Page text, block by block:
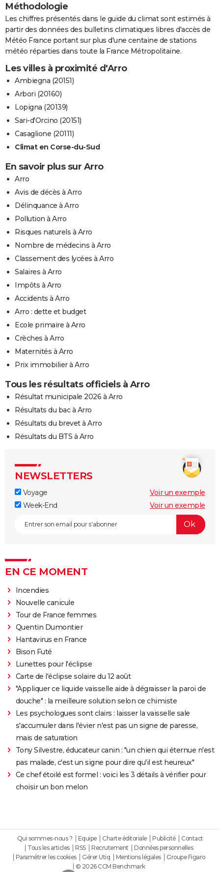
Méthodologie
Les chiffres présentés dans le guide du climat sont estimés à
partir des données des bulletins climatiques libres d'accès de
Météo France portant sur plus d'une centaine de stations
météo réparties dans toute la France Métropolitaine.
Les villes à proximité d'Arro
Ambiegna (20151)
Arbori (20160)
Lopigna (20139)
Sari-d'Orcino (20151)
Casaglione (20111)
Climat en Corse-du-Sud
En savoir plus sur Arro
Arro
Avis de décès à Arro
Délinquance à Arro
Pollution à Arro
Risques naturels à Arro
Nombre de médecins à Arro
Classement des lycées à Arro
Salaires à Arro
Impôts à Arro
Accidents à Arro
Arro : dette et budget
Ecole primaire à Arro
Crèches à Arro
Maternités à Arro
Prix immobilier à Arro
Tous les résultats officiels à Arro
Résultat municipale 2026 à Arro
Résultats du bac à Arro
Résultats du brevet à Arro
Résultats du BTS à Arro
NEWSLETTERS
Voyage
Voir un exemple
Week-End
Voir un exemple
EN CE MOMENT
Incendies
Nouvelle canicule
Tour de France femmes
Quentin Dumontier
Hantavirus en France
Bison Futé
Lunettes pour l'éclipse
Carte de l'éclipse solaire du 12 août
"Appliquer ce liquide vaisselle aide à dégraisser la paroi de
douche" : la meilleure solution selon ce chimiste
Les psychologues sont clairs : laisser la vaisselle sale
s'accumuler dans l'évier n'est pas un signe de paresse,
mais de saturation
Tony Silvestre, éducateur canin : "un chien qui éternue n'est
pas malade, c'est un signe pour dire qu'il est heureux"
Ce chef étoilé est formel : voici les 3 détails à vérifier pour
choisir un bon melon
Qui sommes-nous ? Equipe Charte éditoriale Publicité
Contact
Tous les articles
RSS Recrutement
Données personnelles
Paramétrer les cookies
Gérer Utiq Mentions légales
Groupe Figaro
© 2026 CCM Benchmark